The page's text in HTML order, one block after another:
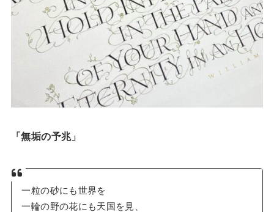
「無垢の予兆」
一粒の砂にも世界を
一輪の野の花にも天国を見、